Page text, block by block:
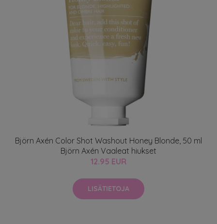
Björn Axén Color Shot Washout Honey Blonde, 50 ml
Björn Axén Vaaleat hiukset
12.95 EUR
LISÄTIETOJA